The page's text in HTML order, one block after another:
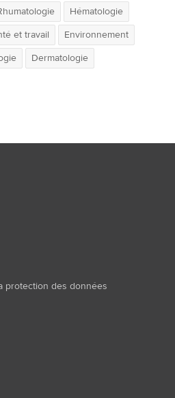
Hématologie
et travail
Environnement
Dermatologie
protection des données